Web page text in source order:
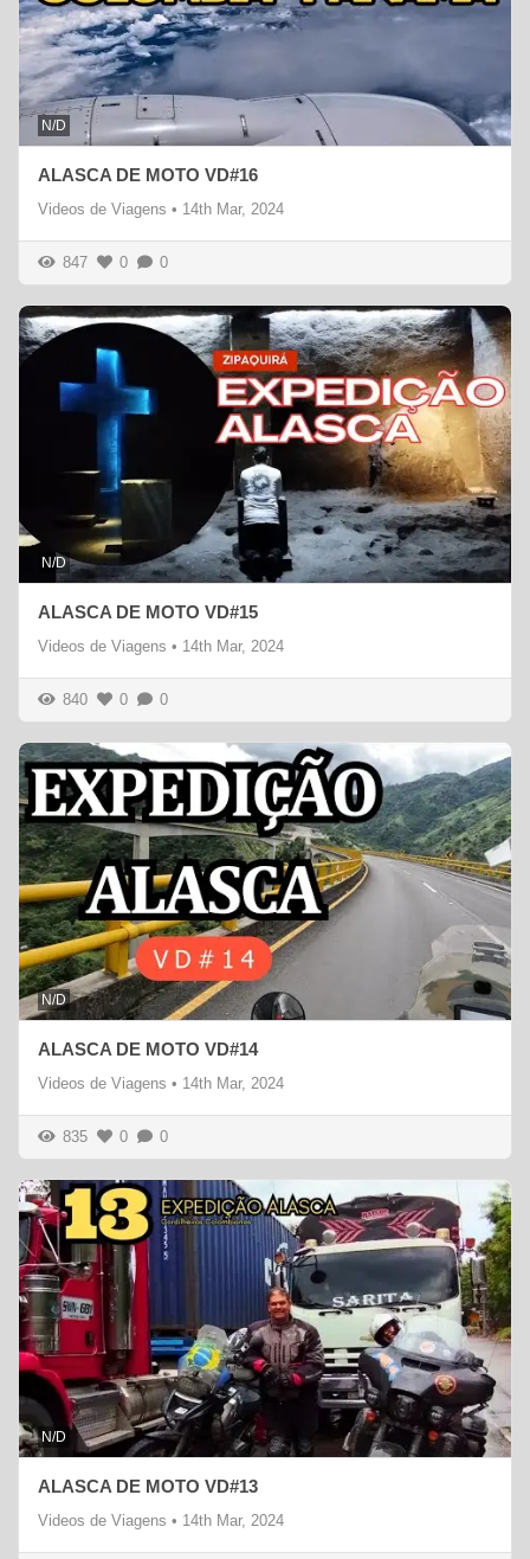
N/D
ALASCA DE MOTO VD#16
Videos de Viagens • 14th Mar, 2024
847 0 0
N/D
ALASCA DE MOTO VD#15
Videos de Viagens • 14th Mar, 2024
840 0 0
N/D
ALASCA DE MOTO VD#14
Videos de Viagens • 14th Mar, 2024
835 0 0
N/D
ALASCA DE MOTO VD#13
Videos de Viagens • 14th Mar, 2024